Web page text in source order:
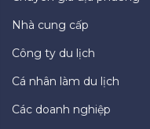
Nhà cung cấp
Công ty du lịch
Cá nhân làm du lịch
Các doanh nghiệp